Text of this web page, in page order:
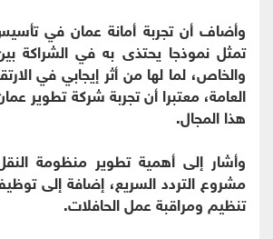
وأضاف أن تجربة أمانة عمان في
تمثل نموذجا يحتذى به في الشراكة
والخاص، لما لها من أثر إيجابي في
العامة، معتبرا أن تجربة شركة تطوير
هذا المجال.
وأشار إلى أهمية تطوير منظومة
مشروع التردد السريع، إضافة إلى
تنظيم ومراقبة عمل الحافلات.